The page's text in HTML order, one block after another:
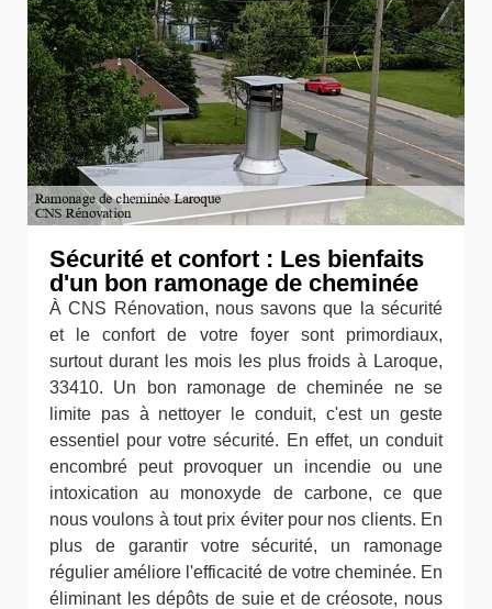
Sécurité et confort : Les bienfaits
d'un bon ramonage de cheminée
À CNS Rénovation, nous savons que la sécurité
et le confort de votre foyer sont primordiaux,
surtout durant les mois les plus froids à Laroque,
33410. Un bon ramonage de cheminée ne se
limite pas à nettoyer le conduit, c'est un geste
essentiel pour votre sécurité. En effet, un conduit
encombré peut provoquer un incendie ou une
intoxication au monoxyde de carbone, ce que
nous voulons à tout prix éviter pour nos clients. En
plus de garantir votre sécurité, un ramonage
régulier améliore l'efficacité de votre cheminée. En
éliminant les dépôts de suie et de créosote, nous